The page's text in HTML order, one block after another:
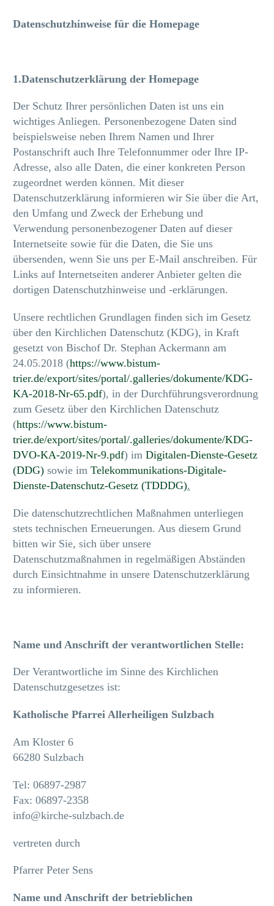
Datenschutzhinweise für die Homepage
1.Datenschutzerklärung der Homepage
Der Schutz Ihrer persönlichen Daten ist uns ein
wichtiges Anliegen. Personenbezogene Daten sind
beispielsweise neben Ihrem Namen und Ihrer
Postanschrift auch Ihre Telefonnummer oder Ihre IP-
Adresse, also alle Daten, die einer konkreten Person
zugeordnet werden können. Mit dieser
Datenschutzerklärung informieren wir Sie über die Art,
den Umfang und Zweck der Erhebung und
Verwendung personenbezogener Daten auf dieser
Internetseite sowie für die Daten, die Sie uns
übersenden, wenn Sie uns per E-Mail anschreiben. Für
Links auf Internetseiten anderer Anbieter gelten die
dortigen Datenschutzhinweise und -erklärungen.
Unsere rechtlichen Grundlagen finden sich im Gesetz
über den Kirchlichen Datenschutz (KDG), in Kraft
gesetzt von Bischof Dr. Stephan Ackermann am
24.05.2018 (https://www.bistum-
trier.de/export/sites/portal/.galleries/dokumente/KDG-
KA-2018-Nr-65.pdf), in der Durchführungsverordnung
zum Gesetz über den Kirchlichen Datenschutz
(https://www.bistum-
trier.de/export/sites/portal/.galleries/dokumente/KDG-
DVO-KA-2019-Nr-9.pdf) im Digitalen-Dienste-Gesetz
(DDG) sowie im Telekommunikations-Digitale-
Dienste-Datenschutz-Gesetz (TDDDG).
Die datenschutzrechtlichen Maßnahmen unterliegen
stets technischen Erneuerungen. Aus diesem Grund
bitten wir Sie, sich über unsere
Datenschutzmaßnahmen in regelmäßigen Abständen
durch Einsichtnahme in unsere Datenschutzerklärung
zu informieren.
Name und Anschrift der verantwortlichen Stelle:
Der Verantwortliche im Sinne des Kirchlichen
Datenschutzgesetzes ist:
Katholische Pfarrei Allerheiligen Sulzbach
Am Kloster 6
66280 Sulzbach
Tel: 06897-2987
Fax: 06897-2358
info@kirche-sulzbach.de
vertreten durch
Pfarrer Peter Sens
Name und Anschrift der betrieblichen